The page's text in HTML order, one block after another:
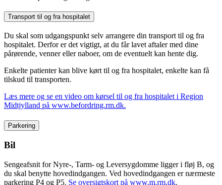
Transport til og fra hospitalet
Du skal som udgangspunkt selv arrangere din transport til og fra
hospitalet. Derfor er det vigtigt, at du får lavet aftaler med dine
pårørende, venner eller naboer, om de eventuelt kan hente dig.
Enkelte patienter kan blive kørt til og fra hospitalet, enkelte kan få
tilskud til transporten.
Læs mere og se en video om kørsel til og fra hospitalet i Region
Midtjylland på www.befordring.rm.dk.
Parkering
Bil
Sengeafsnit for Nyre-, Tarm- og Leversygdomme ligger i fløj B, og
du skal benytte hovedindgangen. Ved hovedindgangen er nærmeste
parkering P4 og P5. Se oversigtskort på www.m.rm.dk.